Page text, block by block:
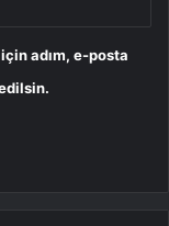
adım, e-posta